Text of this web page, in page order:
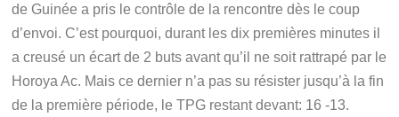
de Guinée a pris le contrôle de la rencontre dès le coup
d’envoi. C’est pourquoi, durant les dix premières minutes il
a creusé un écart de 2 buts avant qu’il ne soit rattrapé par le
Horoya Ac. Mais ce dernier n’a pas su résister jusqu’à la fin
de la première période, le TPG restant devant: 16 -13.